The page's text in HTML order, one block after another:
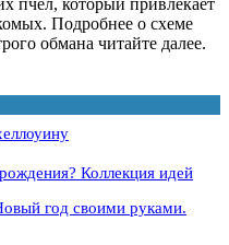
Подробнее о схеме
обмана читайте далее.
Коллекция идей
год своими руками.